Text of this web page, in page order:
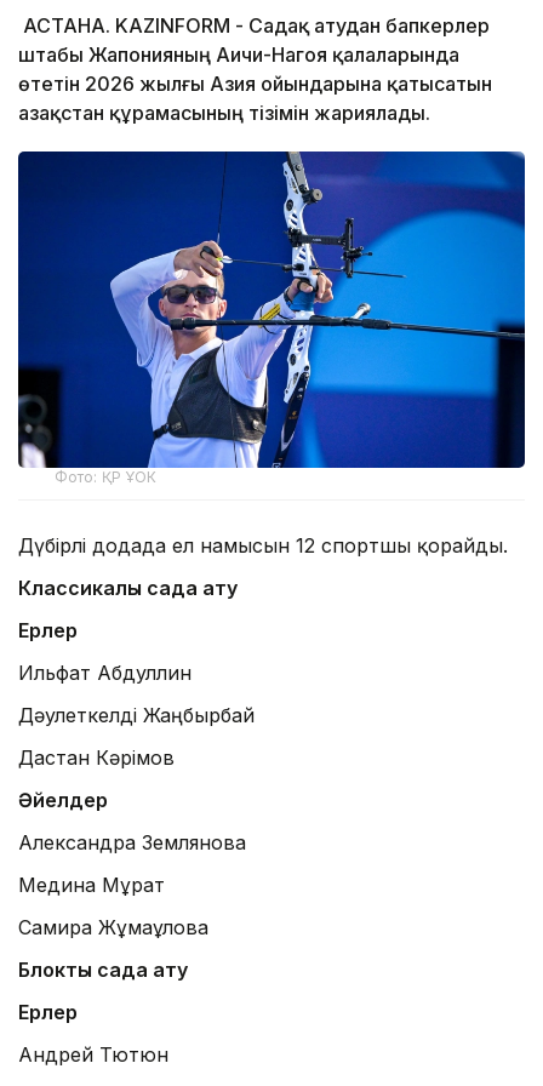
АСТАНА. KAZINFORM - Садақ атудан бапкерлер
штабы Жапонияның Аичи-Нагоя қалаларында
өтетін 2026 жылғы Азия ойындарына қатысатын
Қазақстан құрамасының тізімін жариялады.
Фото: ҚР ҰОК
Дүбірлі додада ел намысын 12 спортшы қорғайды.
Классикалық садақ ату
Ерлер
Ильфат Абдуллин
Дәулеткелді Жаңбырбай
Дастан Кәрімов
Әйелдер
Александра Землянова
Медина Мұрат
Самира Жұмағұлова
Блоктық садақ ату
Ерлер
Андрей Тютюн